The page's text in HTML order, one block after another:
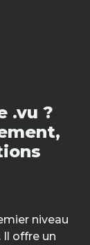
.vu ?
niveau
Il offre un